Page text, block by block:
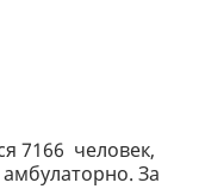
7166 человек,
амбулаторно. За